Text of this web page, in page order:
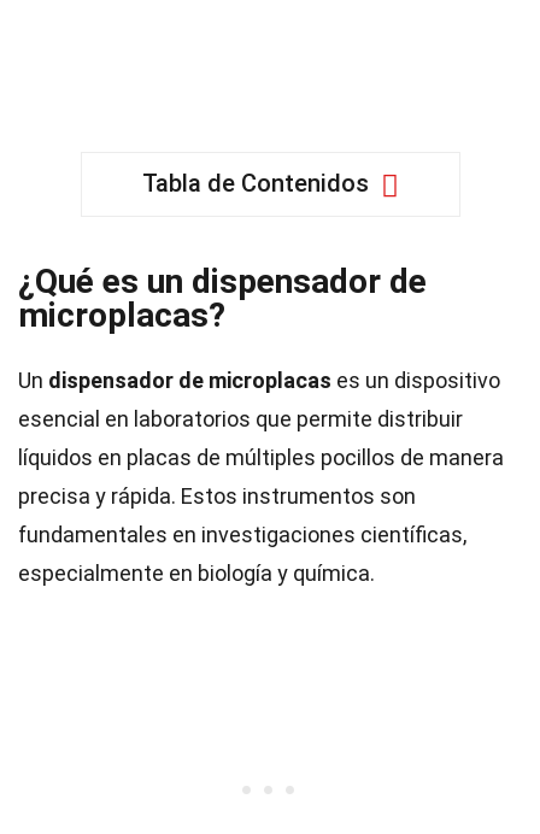
Tabla de Contenidos
¿Qué es un dispensador de
microplacas?
Un dispensador de microplacas es un dispositivo
esencial en laboratorios que permite distribuir
líquidos en placas de múltiples pocillos de manera
precisa y rápida. Estos instrumentos son
fundamentales en investigaciones científicas,
especialmente en biología y química.